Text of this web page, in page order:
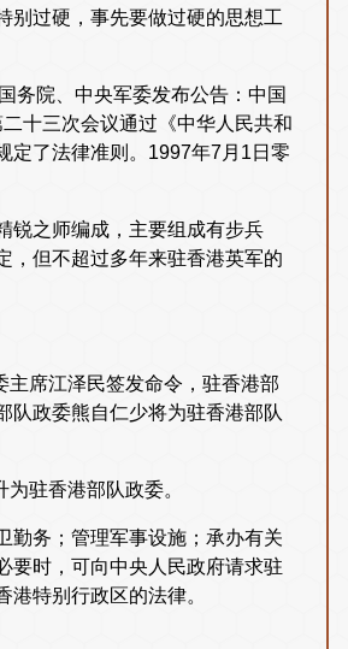
别过硬，事先要做过硬的思想工
务院、中央军委发布公告：中国
十三次会议通过《中华人民共和
定了法律准则。1997年7月1日零
锐之师编成，主要组成有步兵
，但不超过多年来驻香港英军的
席江泽民签发命令，驻香港部
队政委熊自仁少将为驻香港部队
驻香港部队政委。
勤务；管理军事设施；承办有关
要时，可向中央人民政府请求驻
特别行政区的法律。